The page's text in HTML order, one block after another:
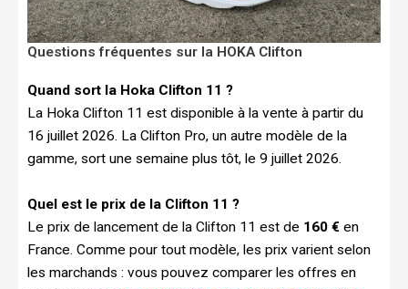
Questions fréquentes sur la HOKA Clifton
Quand sort la Hoka Clifton 11 ?
La Hoka Clifton 11 est disponible à la vente à partir du
16 juillet 2026. La Clifton Pro, un autre modèle de la
gamme, sort une semaine plus tôt, le 9 juillet 2026.
Quel est le prix de la Clifton 11 ?
Le prix de lancement de la Clifton 11 est de 160 € en
France. Comme pour tout modèle, les prix varient selon
les marchands : vous pouvez comparer les offres en